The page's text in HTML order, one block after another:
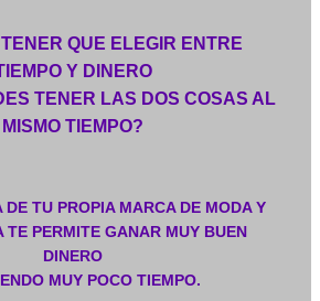
QUE ELEGIR ENTRE
Y DINERO
TENER LAS DOS COSAS AL
MISMO TIEMPO?
DE TU PROPIA MARCA DE MODA Y
TE PERMITE GANAR MUY BUEN
DINERO
MUY POCO TIEMPO.